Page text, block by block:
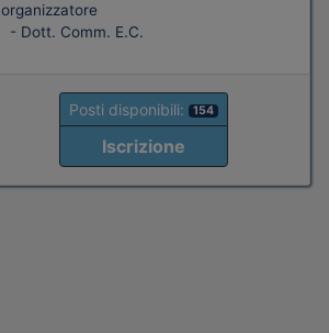
organizzatore
- Dott. Comm. E.C.
Posti disponibili: 154
Iscrizione